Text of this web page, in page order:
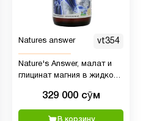
Natures answer vt354
Nature's Answer, малат и
глицинат магния в жидкой
329 000 сӯм